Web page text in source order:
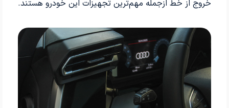
خروج از خط ازجمله مهم‌ترین تجهیزات این خودرو هستند.